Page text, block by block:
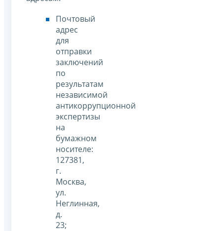
Почтовый
адрес
для
отправки
заключений
по
результатам
независимой
антикоррупционной
экспертизы
на
бумажном
носителе:
127381,
г.
Москва,
ул.
Неглинная,
д.
23;